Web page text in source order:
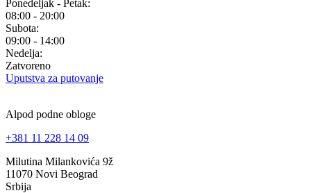
Ponedeljak - Petak:
08:00 - 20:00
Subota:
09:00 - 14:00
Nedelja:
Zatvoreno
Uputstva za putovanje
Alpod podne obloge
+381 11 228 14 09
Milutina Milankovića 9ž
11070 Novi Beograd
Srbija